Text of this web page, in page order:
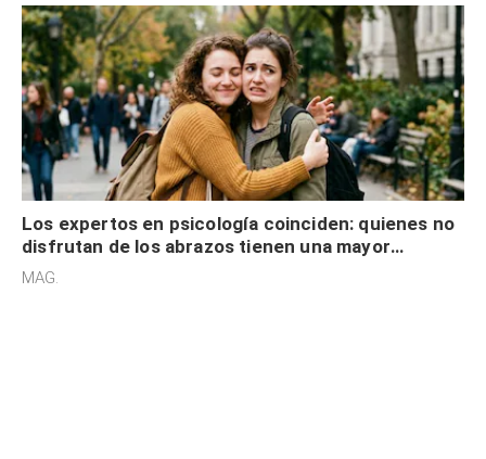
Los expertos en psicología coinciden: quienes no
disfrutan de los abrazos tienen una mayor
sensibilidad a los estímulos físicos y no es por
MAG.